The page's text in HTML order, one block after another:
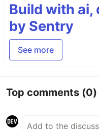
Build with ai,
by Sentry
See more
Top comments (0)